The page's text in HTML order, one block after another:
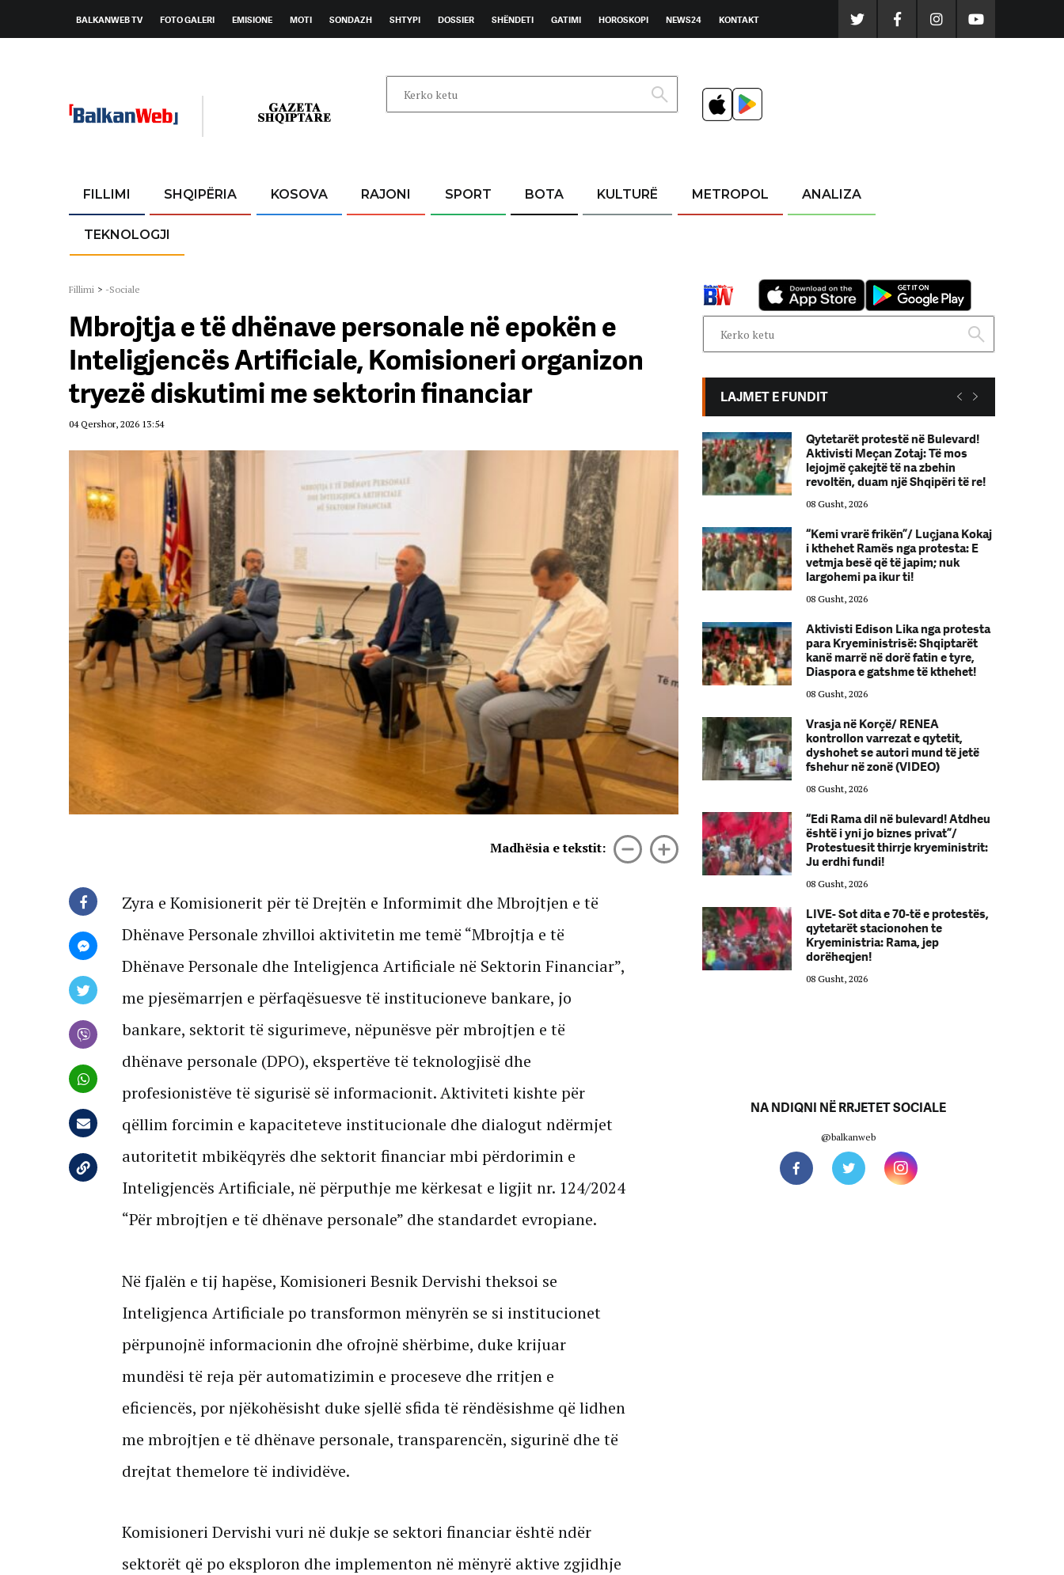
BALKANWEB TV FOTO GALERI EMISIONE MOTI SONDAZH SHTYPI DOSSIER SHËNDETI GATIMI HOROSKOPI NEWS24 KONTAKT
FILLIMI SHQIPËRIA KOSOVA RAJONI SPORT BOTA KULTURË METROPOL ANALIZA
TEKNOLOGJI
Fillimi > -Sociale
Mbrojtja e të dhënave personale në epokën e
Inteligjencës Artificiale, Komisioneri organizon
tryezë diskutimi me sektorin financiar
04 Qershor, 2026 13:54
Madhësia e tekstit:
Zyra e Komisionerit për të Drejtën e Informimit dhe Mbrojtjen e të
Dhënave Personale zhvilloi aktivitetin me temë “Mbrojtja e të
Dhënave Personale dhe Inteligjenca Artificiale në Sektorin Financiar”,
me pjesëmarrjen e përfaqësuesve të institucioneve bankare, jo
bankare, sektorit të sigurimeve, nëpunësve për mbrojtjen e të
dhënave personale (DPO), ekspertëve të teknologjisë dhe
profesionistëve të sigurisë së informacionit. Aktiviteti kishte për
qëllim forcimin e kapaciteteve institucionale dhe dialogut ndërmjet
autoritetit mbikëqyrës dhe sektorit financiar mbi përdorimin e
Inteligjencës Artificiale, në përputhje me kërkesat e ligjit nr. 124/2024
“Për mbrojtjen e të dhënave personale” dhe standardet evropiane.
Në fjalën e tij hapëse, Komisioneri Besnik Dervishi theksoi se
Inteligjenca Artificiale po transformon mënyrën se si institucionet
përpunojnë informacionin dhe ofrojnë shërbime, duke krijuar
mundësi të reja për automatizimin e proceseve dhe rritjen e
eficiencës, por njëkohësisht duke sjellë sfida të rëndësishme që lidhen
me mbrojtjen e të dhënave personale, transparencën, sigurinë dhe të
drejtat themelore të individëve.
Komisioneri Dervishi vuri në dukje se sektori financiar është ndër
sektorët që po eksploron dhe implementon në mënyrë aktive zgjidhje
LAJMET E FUNDIT
Aktivisti Meçan Zotaj: Të mos
lejojmë çakejtë të na zbehin
revoltën, duam një Shqipëri të re!
08 Gusht, 2026
“Kemi vrarë frikën”/ Luçjana Kokaj
i kthehet Ramës nga protesta: E
vetmja besë që të japim; nuk
largohemi pa ikur ti!
08 Gusht, 2026
Aktivisti Edison Lika nga protesta
para Kryeministrisë: Shqiptarët
kanë marrë në dorë fatin e tyre,
Diaspora e gatshme të kthehet!
08 Gusht, 2026
Vrasja në Korçë/ RENEA
kontrollon varrezat e qytetit,
dyshohet se autori mund të jetë
fshehur në zonë (VIDEO)
08 Gusht, 2026
“Edi Rama dil në bulevard! Atdheu
është i yni jo biznes privat”/
Protestuesit thirrje kryeministrit:
LIVE- Sot dita e 70-të e protestës,
qytetarët stacionohen te
Kryeministria: Rama, jep
Qytetarët protestë në Bulevard!
Aktivisti Meçan Zotaj: Të mos
lejojmë çakejtë të na zbehin
revoltën, duam një Shqipëri të re!
08 Gusht, 2026
“Kemi vrarë frikën”/ Luçjana Kokaj
i kthehet Ramës nga protesta: E
vetmja besë që të japim; nuk
largohemi pa ikur ti!
08 Gusht, 2026
Aktivisti Edison Lika nga protesta
para Kryeministrisë: Shqiptarët
kanë marrë në dorë fatin e tyre,
Diaspora e gatshme të kthehet!
08 Gusht, 2026
Vrasja në Korçë/ RENEA
kontrollon varrezat e qytetit,
dyshohet se autori mund të jetë
fshehur në zonë (VIDEO)
08 Gusht, 2026
“Edi Rama dil në bulevard! Atdheu
është i yni jo biznes privat”/
Protestuesit thirrje kryeministrit:
Ju erdhi fundi!
08 Gusht, 2026
LIVE- Sot dita e 70-të e protestës,
qytetarët stacionohen te
Kryeministria: Rama, jep
dorëheqjen!
08 Gusht, 2026
NA NDIQNI NË RRJETET SOCIALE
@balkanweb